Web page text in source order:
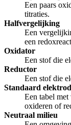
Een paars
titraties.
Halfvergelijking
Een
een
Oxidator
Een stof die
Reductor
Een stof die
Standaard
Een tabel
oxideren of
Neutraal milieu